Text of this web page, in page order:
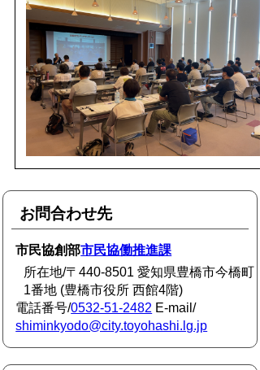
お問合わせ先
市民協創部市民協働推進課
所在地/〒440-8501 愛知県豊橋市今橋町
1番地 (豊橋市役所 西館4階)
電話番号/0532-51-2482 E-mail/
shiminkyodo@city.toyohashi.lg.jp